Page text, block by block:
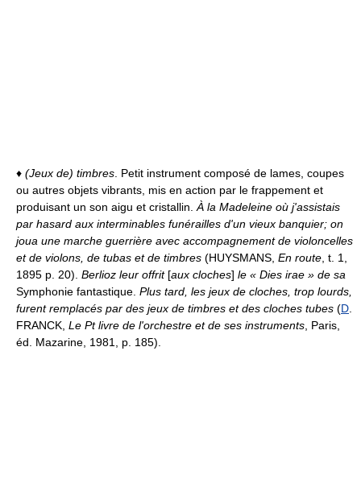
♦ (Jeux de) timbres . Petit instrument composé de lames, coupes
ou autres objets vibrants, mis en action par le frappement et
produisant un son aigu et cristallin. À la Madeleine où j'assistais
par hasard aux interminables funérailles d'un vieux banquier; on
joua une marche guerrière avec accompagnement de violoncelles
et de violons, de tubas et de timbres (HUYSMANS, En route , t. 1,
1895 p. 20). Berlioz leur offrit[aux cloches] le « Dies irae » de sa
Symphonie fantastique. Plus tard, les jeux de cloches, trop lourds,
furent remplacés par des jeux de timbres et des cloches tubes (D
FRANCK, Le Pt livre de l'orchestre et de ses instruments , Paris,
éd. Mazarine, 1981, p. 185).